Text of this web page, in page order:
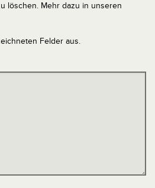
löschen. Mehr dazu in unseren
Felder aus.